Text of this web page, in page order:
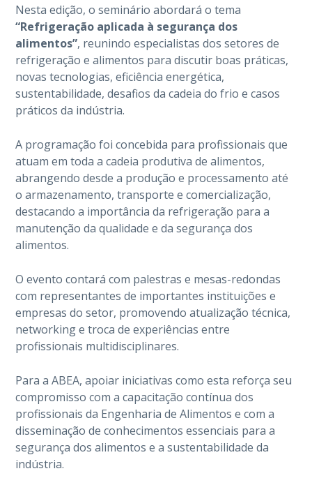
Nesta edição, o seminário abordará o tema
“Refrigeração aplicada à segurança dos
alimentos”, reunindo especialistas dos setores de
refrigeração e alimentos para discutir boas práticas,
novas tecnologias, eficiência energética,
sustentabilidade, desafios da cadeia do frio e casos
práticos da indústria.
A programação foi concebida para profissionais que
atuam em toda a cadeia produtiva de alimentos,
abrangendo desde a produção e processamento até
o armazenamento, transporte e comercialização,
destacando a importância da refrigeração para a
manutenção da qualidade e da segurança dos
alimentos.
O evento contará com palestras e mesas-redondas
com representantes de importantes instituições e
empresas do setor, promovendo atualização técnica,
networking e troca de experiências entre
profissionais multidisciplinares.
Para a ABEA, apoiar iniciativas como esta reforça seu
compromisso com a capacitação contínua dos
profissionais da Engenharia de Alimentos e com a
disseminação de conhecimentos essenciais para a
segurança dos alimentos e a sustentabilidade da
indústria.